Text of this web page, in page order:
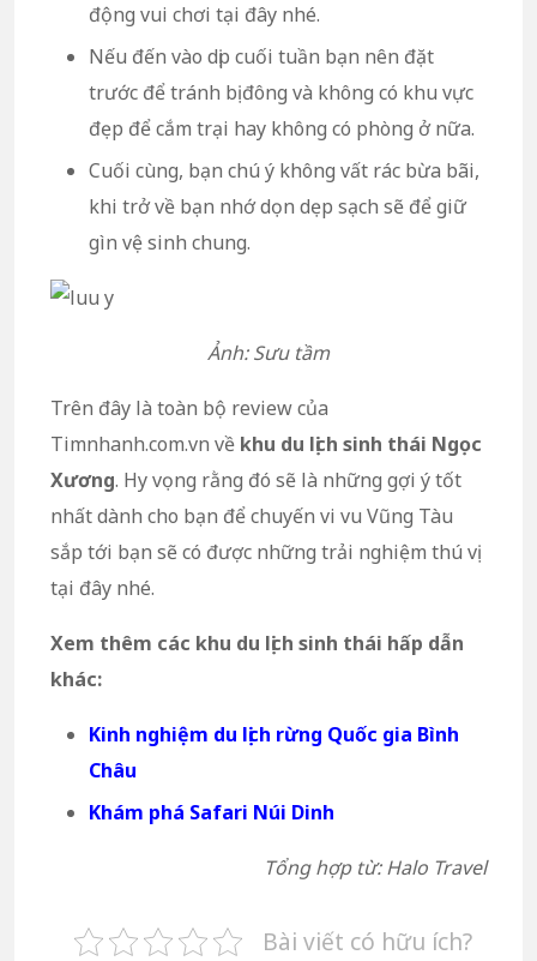
động vui chơi tại đây nhé.
Nếu đến vào dịp cuối tuần bạn nên đặt
trước để tránh bị đông và không có khu vực
đẹp để cắm trại hay không có phòng ở nữa.
Cuối cùng, bạn chú ý không vất rác bừa bãi,
khi trở về bạn nhớ dọn dẹp sạch sẽ để giữ
gìn vệ sinh chung.
Ảnh: Sưu tầm
Trên đây là toàn bộ review của
Timnhanh.com.vn về khu du lịch sinh thái Ngọc
Xương. Hy vọng rằng đó sẽ là những gợi ý tốt
nhất dành cho bạn để chuyến vi vu Vũng Tàu
sắp tới bạn sẽ có được những trải nghiệm thú vị
tại đây nhé.
Xem thêm các khu du lịch sinh thái hấp dẫn
khác:
Kinh nghiệm du lịch rừng Quốc gia Bình
Châu
Khám phá Safari Núi Dinh
Tổng hợp từ: Halo Travel
Bài viết có hữu ích?